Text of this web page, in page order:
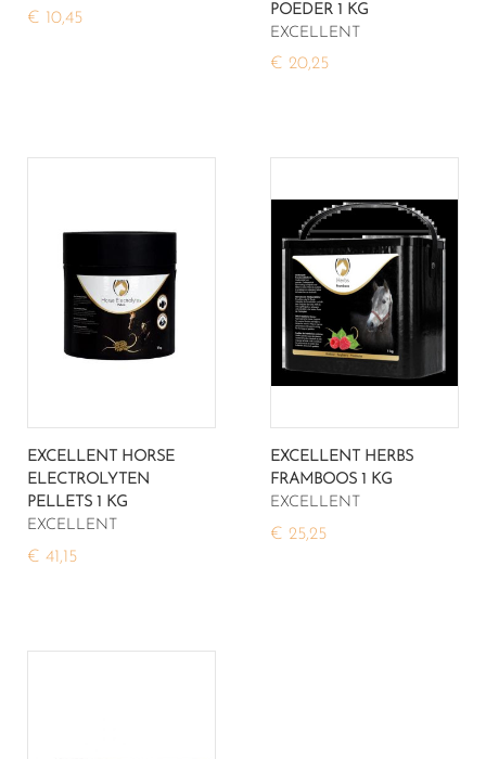
€ 10,45
POEDER 1 KG
EXCELLENT
€ 20,25
EXCELLENT HORSE
ELECTROLYTEN
PELLETS 1 KG
EXCELLENT
€ 41,15
EXCELLENT HERBS
FRAMBOOS 1 KG
EXCELLENT
€ 25,25